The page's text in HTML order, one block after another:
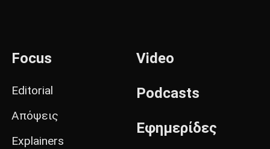
Focus
Editorial
Απόψεις
Explainers
Video
Podcasts
Εφημερίδες